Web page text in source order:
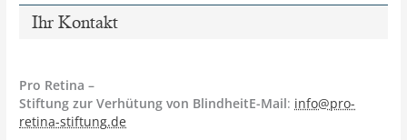
Aktuelles
Newsletter
der
Pro
Ihr Kontakt
Pro Retina –
Stiftung zur Verhütung von BlindheitE-Mail: info@pro-
retina-stiftung.de